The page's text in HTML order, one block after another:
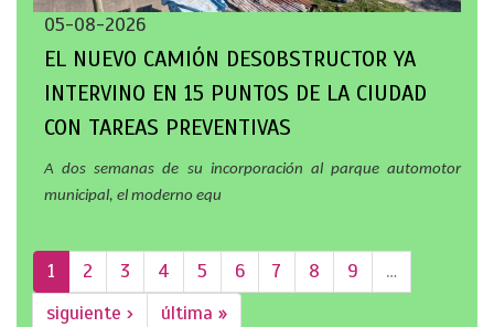
05-08-2026
EL NUEVO CAMIÓN DESOBSTRUCTOR YA
INTERVINO EN 15 PUNTOS DE LA CIUDAD
CON TAREAS PREVENTIVAS
A dos semanas de su incorporación al parque automotor
municipal, el moderno equ
1 2 3 4 5 6 7 8 9
…
siguiente ›
última »